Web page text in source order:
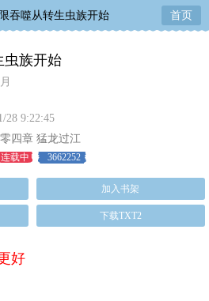
吞噬从转生虫族开始 首页
虫族开始
28 9:22:45
四章 猛龙过江
连载中 3662252
加入书架
下载TXT2
好